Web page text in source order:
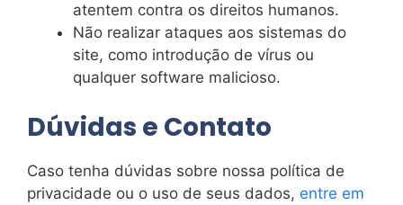
atentem contra os direitos humanos.
Não realizar ataques aos sistemas do
site, como introdução de vírus ou
qualquer software malicioso.
Dúvidas e Contato
Caso tenha dúvidas sobre nossa política de
privacidade ou o uso de seus dados, entre em